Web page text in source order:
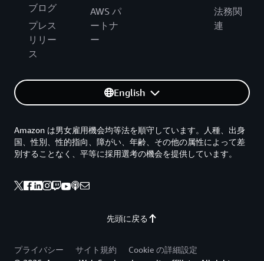
ブログ
プレス
リリー
ス
AWS パ
ートナ
ー
法務関
連
English
先頭に戻る
Amazon は男女雇用機会均等法を順守しています。人種、出身
国、性別、性的指向、障がい、年齢、その他の属性によって差
別することなく、平等に採用選考の機会を提供しています。
プライバシー サイト規約
Cookie の詳細設定